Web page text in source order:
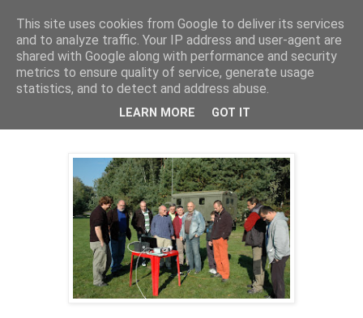
Prdec - Pardubice Hradec
RADIOAMATÉRSKÁ ŠKOLA DUBEN
This site uses cookies from Google to deliver its services
and to analyze traffic. Your IP address and user-agent are
shared with Google along with performance and security
metrics to ensure quality of service, generate usage
statistics, and to detect and address abuse.
LEARN MORE GOT IT